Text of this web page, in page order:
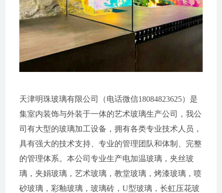
天津明珠玻璃有限公司（电话微信18084823625）是
集室内装饰与外装于一体的艺术玻璃生产公司，我公
司有大型的玻璃加工设备，拥有各类专业技术人员，
具有强大的技术支持、专业的管理团队和体制、完整
的管理体系。本公司专业生产电加温玻璃，夹丝玻
璃，夹娟玻璃，艺术玻璃，教堂玻璃，烤漆玻璃，喷
砂玻璃，彩釉玻璃，玻璃砖，U型玻璃，长虹压花玻